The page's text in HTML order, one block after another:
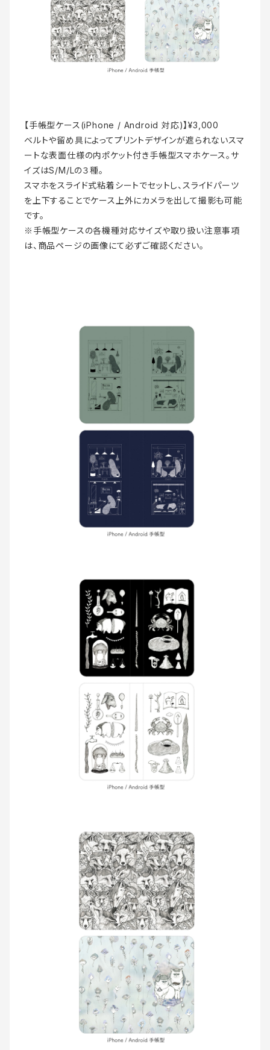
【手帳型ケース(iPhone / Android 対応)】¥3,000
ベルトや留め具によってプリントデザインが遮られないスマ
ートな表面仕様の内ポケット付き手帳型スマホケース。サ
イズはS/M/Lの３種。
スマホをスライド式粘着シートでセットし、スライドパーツ
を上下することでケース上外にカメラを出して撮影も可能
です。
※手帳型ケースの各機種対応サイズや取り扱い注意事項
は、商品ページの画像にて必ずご確認ください。